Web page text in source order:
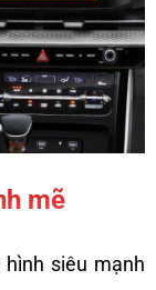
mẽ
hình siêu mạnh